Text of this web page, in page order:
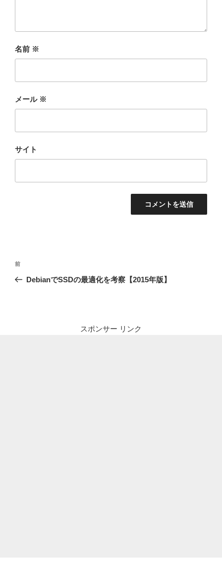
名前 ※
メール ※
サイト
投
前
の
前
DebianでSSDの最適化を考察【2015年版】
スポンサー リンク